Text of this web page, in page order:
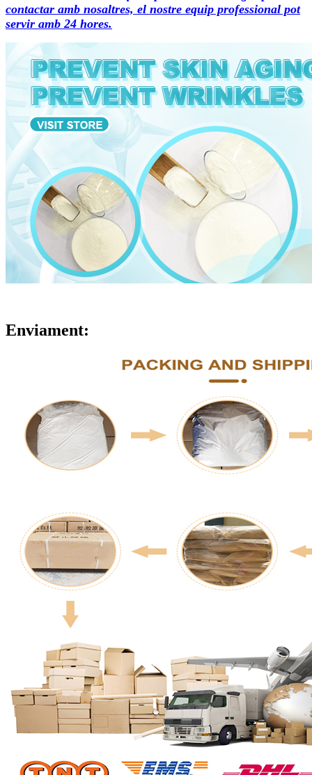
contactar amb nosaltres, el nostre equip professional pot
servir amb 24 hores.
Enviament: